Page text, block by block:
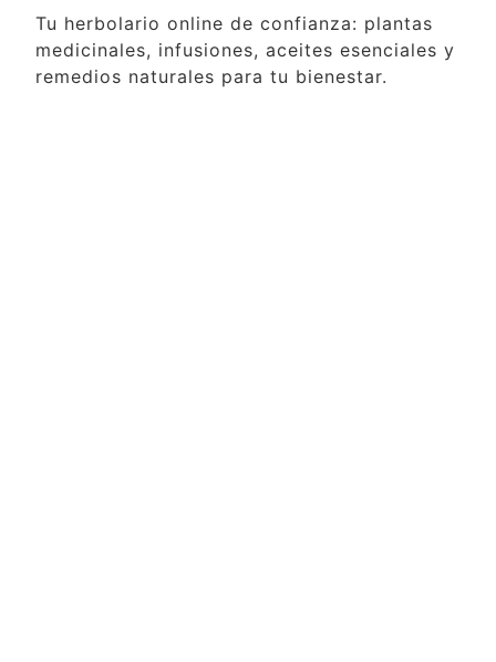
Tu herbolario online de confianza: plantas
medicinales, infusiones, aceites esenciales y
remedios naturales para tu bienestar.